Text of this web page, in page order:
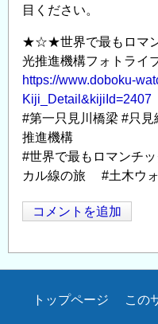
目ください。
★☆★世界で最もロマン
光推進機構フォトライ
https://www.doboku-
Kiji_Detail&kijiId=2407
#第一只見川橋梁 #只
推進機構
#世界で最もロマン
カル線の旅 #土木ウ
コメントを追加
Secondary
トップページ この